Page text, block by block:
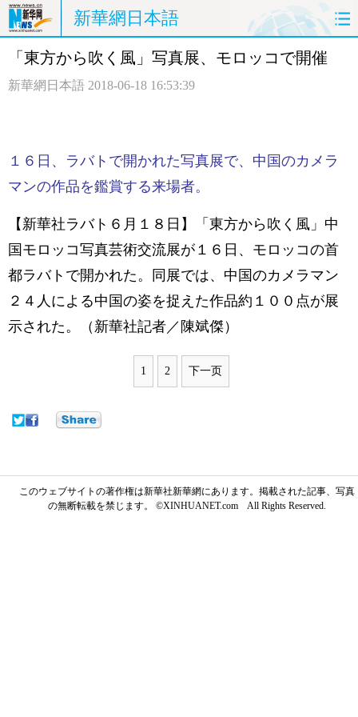
新華網日本語
ホームページ 政治 経済
中日対訳
「東方から吹く風」写真展、モロッコで開催
新華網日本語 2018-06-18 16:53:39
１６日、ラバトで開かれた写真展で、中国のカメラ
マンの作品を鑑賞する来場者。
【新華社ラバト６月１８日】「東方から吹く風」中
国モロッコ写真芸術交流展が１６日、モロッコの首
都ラバトで開かれた。同展では、中国のカメラマン
２４人による中国の姿を捉えた作品約１００点が展
示された。（新華社記者／陳斌傑）
1 2 下一页
このウェブサイトの著作権は新華社新華網にあります。掲載された記事、写真
の無断転載を禁じます。 ©XINHUANET.com All Rights Reserved.